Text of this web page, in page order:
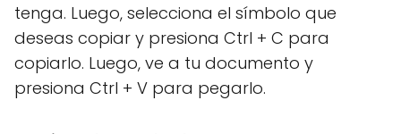
tenga. Luego, selecciona el símbolo que
deseas copiar y presiona Ctrl + C para
copiarlo. Luego, ve a tu documento y
presiona Ctrl + V para pegarlo.